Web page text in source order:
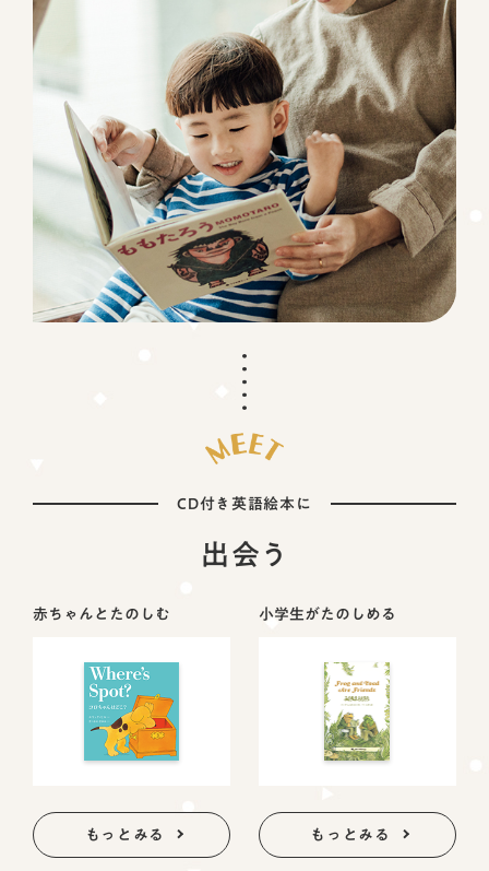
CD付き英語絵本に
出会う
赤ちゃんとたのしむ
もっとみる
小学生がたのしめる
もっとみる